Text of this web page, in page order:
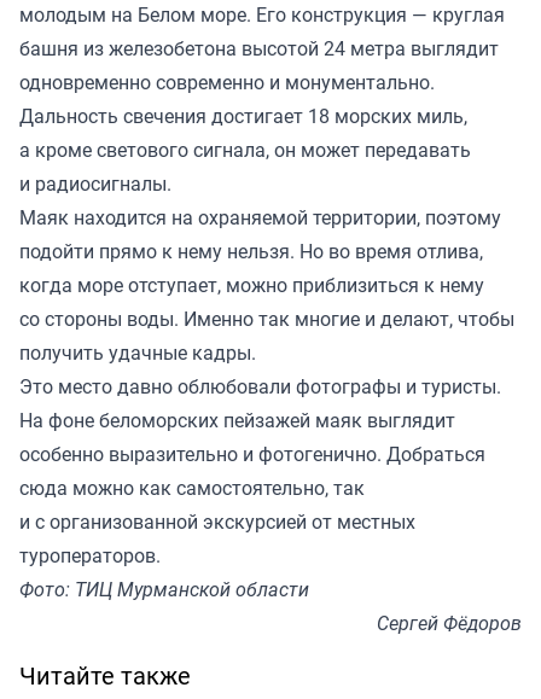
молодым на Белом море. Его конструкция — круглая
башня из железобетона высотой 24 метра выглядит
одновременно современно и монументально.
Дальность свечения достигает 18 морских миль,
а кроме светового сигнала, он может передавать
и радиосигналы.
Маяк находится на охраняемой территории, поэтому
подойти прямо к нему нельзя. Но во время отлива,
когда море отступает, можно приблизиться к нему
со стороны воды. Именно так многие и делают, чтобы
получить удачные кадры.
Это место давно облюбовали фотографы и туристы.
На фоне беломорских пейзажей маяк выглядит
особенно выразительно и фотогенично. Добраться
сюда можно как самостоятельно, так
и с организованной экскурсией от местных
туроператоров.
Фото: ТИЦ Мурманской области
Сергей Фёдоров
Читайте также